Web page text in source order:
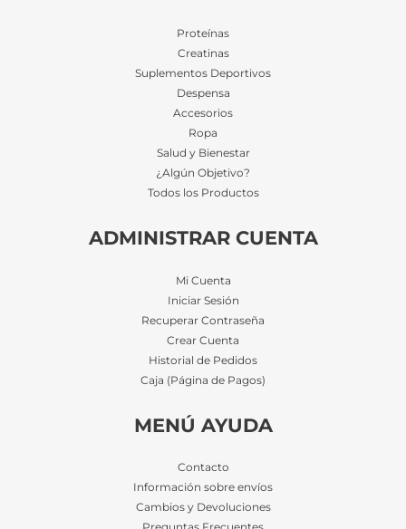
Proteínas
Creatinas
Suplementos Deportivos
Despensa
Accesorios
Ropa
Salud y Bienestar
¿Algún Objetivo?
Todos los Productos
ADMINISTRAR CUENTA
Mi Cuenta
Iniciar Sesión
Recuperar Contraseña
Crear Cuenta
Historial de Pedidos
Caja (Página de Pagos)
MENÚ AYUDA
Contacto
Información sobre envíos
Cambios y Devoluciones